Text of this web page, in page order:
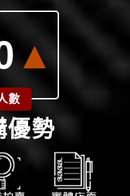
▲
數
優勢